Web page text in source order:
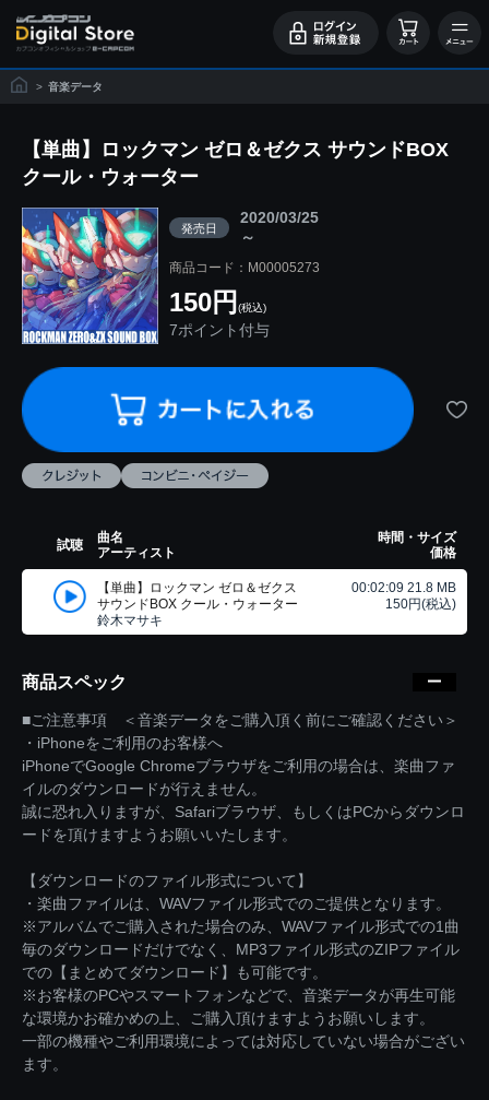
> 音楽データ
【単曲】ロックマン ゼロ＆ゼクス サウンドBOX
クール・ウォーター
発売日
2020/03/25
～
商品コード：M00005273
150円 (税込)
7ポイント付与
試聴
曲名
アーティスト
時間・サイズ
価格
【単曲】ロックマン ゼロ＆ゼクス
サウンドBOX クール・ウォーター
鈴木マサキ
00:02:09 21.8 MB
150円(税込)
商品スペック
■ご注意事項 ＜音楽データをご購入頂く前にご確認ください＞
・iPhoneをご利用のお客様へ
iPhoneでGoogle Chromeブラウザをご利用の場合は、楽曲ファ
イルのダウンロードが行えません。
誠に恐れ入りますが、Safariブラウザ、もしくはPCからダウンロ
ードを頂けますようお願いいたします。
【ダウンロードのファイル形式について】
・楽曲ファイルは、WAVファイル形式でのご提供となります。
※アルバムでご購入された場合のみ、WAVファイル形式での1曲
毎のダウンロードだけでなく、MP3ファイル形式のZIPファイル
での【まとめてダウンロード】も可能です。
※お客様のPCやスマートフォンなどで、音楽データが再生可能
な環境かお確かめの上、ご購入頂けますようお願いします。
一部の機種やご利用環境によっては対応していない場合がござい
ます。